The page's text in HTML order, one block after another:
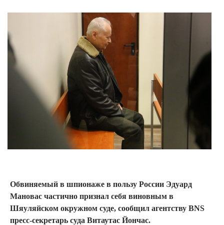
Обвиняемый в шпионаже в пользу России Эдуард
Мановас частично признал себя виновным в
Шяуляйском окружном суде, сообщил агентству BNS
пресс-секретарь суда Витаутас Йончас.